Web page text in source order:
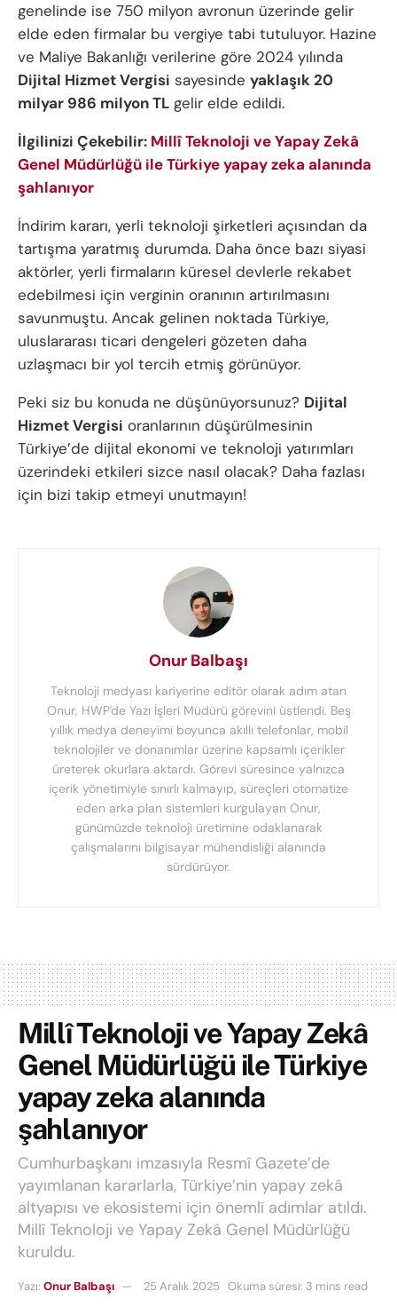
genelinde ise 750 milyon avronun üzerinde gelir
elde eden firmalar bu vergiye tabi tutuluyor. Hazine
ve Maliye Bakanlığı verilerine göre 2024 yılında
Dijital Hizmet Vergisi sayesinde yaklaşık 20
milyar 986 milyon TL gelir elde edildi.
İlgilinizi Çekebilir: Millî Teknoloji ve Yapay Zekâ
Genel Müdürlüğü ile Türkiye yapay zeka alanında
şahlanıyor
İndirim kararı, yerli teknoloji şirketleri açısından da
tartışma yaratmış durumda. Daha önce bazı siyasi
aktörler, yerli firmaların küresel devlerle rekabet
edebilmesi için verginin oranının artırılmasını
savunmuştu. Ancak gelinen noktada Türkiye,
uluslararası ticari dengeleri gözeten daha
uzlaşmacı bir yol tercih etmiş görünüyor.
Peki siz bu konuda ne düşünüyorsunuz? Dijital
Hizmet Vergisi oranlarının düşürülmesinin
Türkiye’de dijital ekonomi ve teknoloji yatırımları
üzerindeki etkileri sizce nasıl olacak? Daha fazlası
için bizi takip etmeyi unutmayın!
Onur Balbaşı
Teknoloji medyası kariyerine editör olarak adım atan
Onur, HWP'de Yazı İşleri Müdürü görevini üstlendi. Beş
yıllık medya deneyimi boyunca akıllı telefonlar, mobil
teknolojiler ve donanımlar üzerine kapsamlı içerikler
üreterek okurlara aktardı. Görevi süresince yalnızca
içerik yönetimiyle sınırlı kalmayıp, süreçleri otomatize
eden arka plan sistemleri kurgulayan Onur,
günümüzde teknoloji üretimine odaklanarak
çalışmalarını bilgisayar mühendisliği alanında
sürdürüyor.
Millî Teknoloji ve Yapay Zekâ
Genel Müdürlüğü ile Türkiye
yapay zeka alanında
şahlanıyor
Cumhurbaşkanı imzasıyla Resmî Gazete’de
yayımlanan kararlarla, Türkiye’nin yapay zekâ
altyapısı ve ekosistemi için önemli adımlar atıldı.
Millî Teknoloji ve Yapay Zekâ Genel Müdürlüğü
kuruldu.
Yazı: Onur Balbaşı 25 Aralık 2025 Okuma süresi: 3 mins read